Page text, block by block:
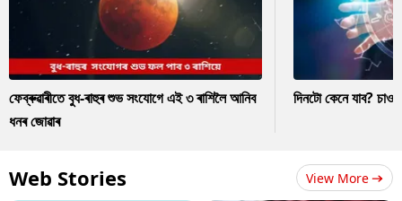
ফেব্ৰুৱাৰীতে বুধ-ৰাহুৰ শুভ সংযোগে এই ৩ ৰাশিলৈ আনিব
ধনৰ জোৱাৰ
দিনটো কেনে যাব?
Web Stories View More